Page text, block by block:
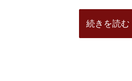
続きを読む